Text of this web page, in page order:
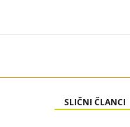
SLIČNI ČLANCI